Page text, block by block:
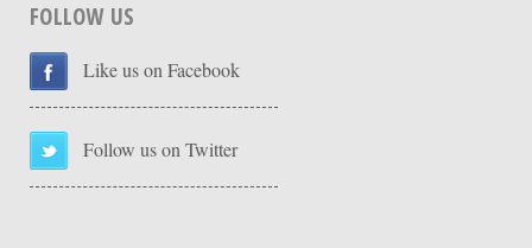
FOLLOW US
Like us on Facebook
Follow us on Twitter